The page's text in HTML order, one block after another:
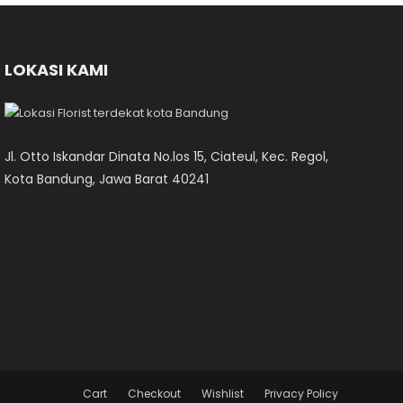
LOKASI KAMI
Jl. Otto Iskandar Dinata No.los 15, Ciateul, Kec. Regol,
Kota Bandung, Jawa Barat 40241
Cart Checkout Wishlist Privacy Policy